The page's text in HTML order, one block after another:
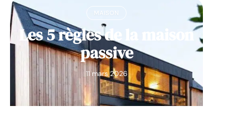
MAISON
Les 5 règles de la maison
passive
11 mars 2026